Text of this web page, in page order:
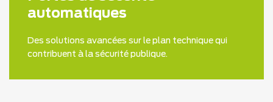
automatiques
Des solutions avancées sur le plan technique qui
contribuent à la sécurité publique.